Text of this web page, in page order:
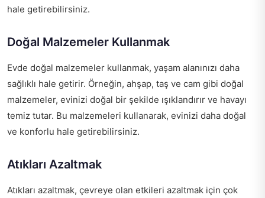
hale getirebilirsiniz.
Doğal Malzemeler Kullanmak
Evde doğal malzemeler kullanmak, yaşam alanınızı daha
sağlıklı hale getirir. Örneğin, ahşap, taş ve cam gibi doğal
malzemeler, evinizi doğal bir şekilde ışıklandırır ve havayı
temiz tutar. Bu malzemeleri kullanarak, evinizi daha doğal
ve konforlu hale getirebilirsiniz.
Atıkları Azaltmak
Atıkları azaltmak, çevreye olan etkileri azaltmak için çok